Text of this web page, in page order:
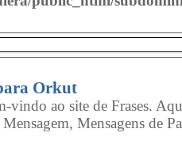
Orkut
vindo ao site de Frases.
Mensagens de